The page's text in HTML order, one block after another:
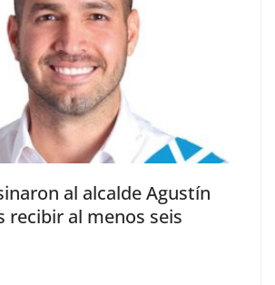
al alcalde Agustín
recibir al menos seis